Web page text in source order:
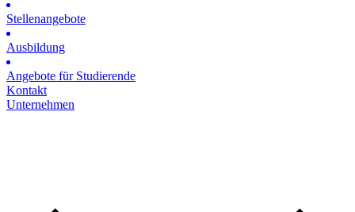
Stellenangebote
Ausbildung
Angebote für Studierende
Kontakt
Unternehmen